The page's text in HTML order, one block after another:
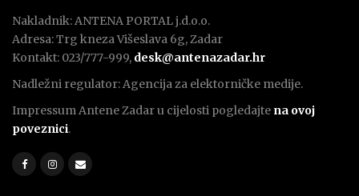
Nakladnik: ANTENA PORTAL j.d.o.o.
Adresa: Trg kneza Višeslava 6g, Zadar
Kontakt: 023/777-999, desk@antenazadar.hr
Nadležni regulator: Agencija za elektorničke medije.
Impressum Antene Zadar u cijelosti pogledajte na ovoj
poveznici.